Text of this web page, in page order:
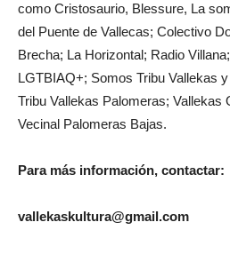
como Cristosaurio, Blessure, La
del Puente de Vallecas; Colectivo
Brecha; La Horizontal; Radio
LGTBIAQ+; Somos Tribu Vallekas
Tribu Vallekas Palomeras; Vallekas
Vecinal Palomeras Bajas.
Para más información, contactar:
vallekaskultura@gmail.com